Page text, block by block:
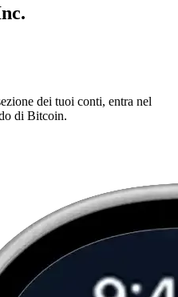
dei tuoi conti, entra nel
di Bitcoin.